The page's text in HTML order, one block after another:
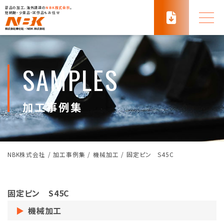
部品の加工、海外調達のNBK株式会社。
短納期・少量品・試作品もお任せ
SAMPLES
加工事例集
NBK株式会社 / 加工事例集 / 機械加工 / 固定ピン S45C
固定ピン S45C
機械加工